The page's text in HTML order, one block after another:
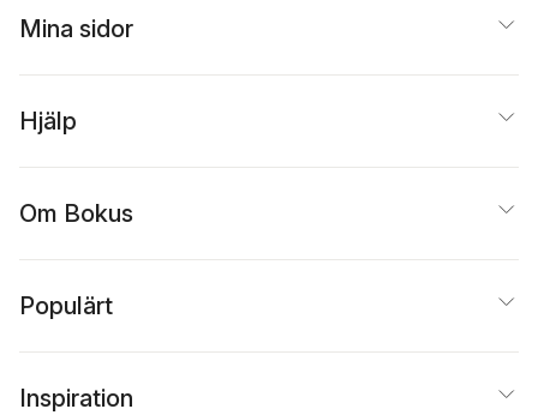
Mina sidor
Hjälp
Om Bokus
Populärt
Inspiration